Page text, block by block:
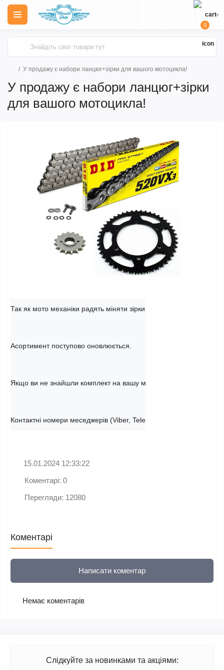
0
У продажу є набори ланцюг+зірки для вашого мотоцикла!
У продажу є набори ланцюг+зірки
для вашого мотоцикла!
Так як мото механіки радять міняти зірки та ланцюг разом, то
Асортимент поступово оновлюється.
Якщо ви не знайшли комплект на вашу модель мотоцикла, ви
Контактні номери меседжерів (Viber, Telegram, WhatsApp)
15.01.2024 12:33:22
Коментарі: 0
Перегляди: 12080
Коментарі
Написати коментар
Немає коментарів
Слідкуйте за новинками та акціями: